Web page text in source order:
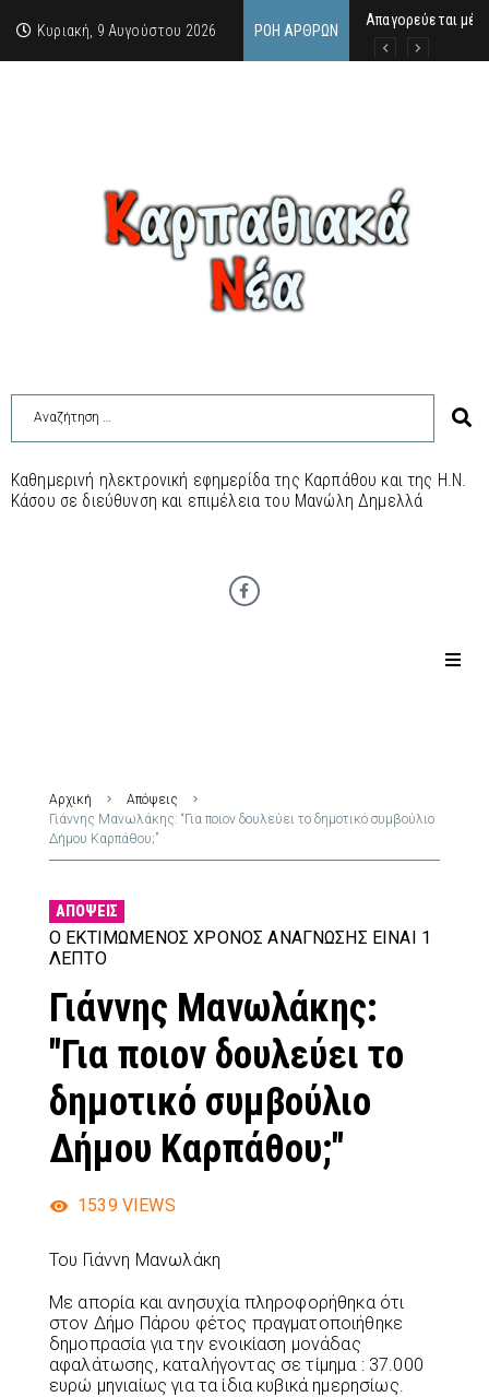
Κυριακή, 9 Αυγούστου 2026 ΡΟΉ ΆΡΘΡΩΝ
Απαγορεύεται
ΙΜΜΑΚΟΛΑΤΑ: 300
9 Αυγούστου 2026:
Καθημερινή ηλεκτρονική εφημερίδα της Καρπάθου και της Η.Ν.
Κάσου σε διεύθυνση και επιμέλεια του Μανώλη Δημελλά
Αρχική
Απόψεις
Γιάννης Μανωλάκης: “Για ποιον δουλεύει το δημοτικό συμβούλιο
Δήμου Καρπάθου;”
ΑΠΌΨΕΙΣ
Ο ΕΚΤΙΜΏΜΕΝΟΣ ΧΡΌΝΟΣ ΑΝΆΓΝΩΣΗΣ ΕΊΝΑΙ 1
ΛΕΠΤΌ
Γιάννης Μανωλάκης:
"Για ποιον δουλεύει το
δημοτικό συμβούλιο
Δήμου Καρπάθου;"
1539 VIEWS
Του Γιάννη Μανωλάκη
Με απορία και ανησυχία πληροφορήθηκα ότι
στον Δήμο Πάρου φέτος πραγματοποιήθηκε
δημοπρασία για την ενοικίαση μονάδας
αφαλάτωσης, καταλήγοντας σε τίμημα : 37.000
ευρώ μηνιαίως για τα ίδια κυβικά ημερησίως.